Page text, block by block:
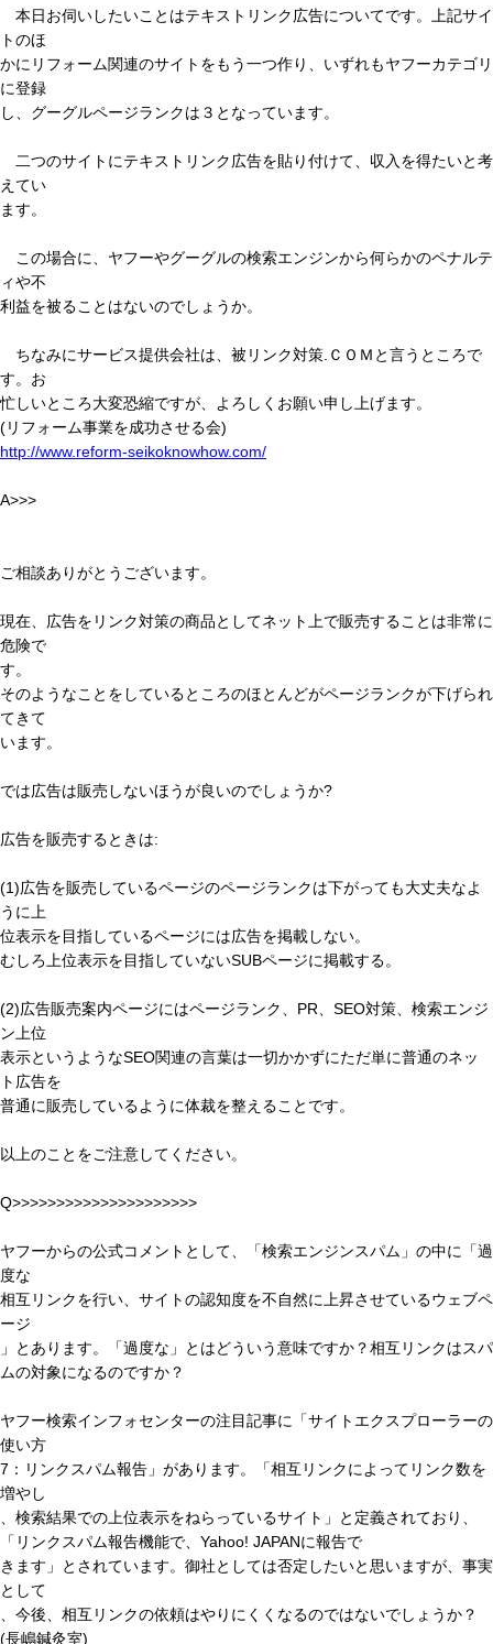
本日お伺いしたいことはテキストリンク広告についてです。上記サイ
トのほ
かにリフォーム関連のサイトをもう一つ作り、いずれもヤフーカテゴリ
に登録
し、グーグルページランクは３となっています。
二つのサイトにテキストリンク広告を貼り付けて、収入を得たいと考
えてい
ます。
この場合に、ヤフーやグーグルの検索エンジンから何らかのペナルテ
ィや不
利益を被ることはないのでしょうか。
ちなみにサービス提供会社は、被リンク対策.ＣＯＭと言うところで
す。お
忙しいところ大変恐縮ですが、よろしくお願い申し上げます。
(リフォーム事業を成功させる会)
http://www.reform-seikoknowhow.com/
A>>>
ご相談ありがとうございます。
現在、広告をリンク対策の商品としてネット上で販売することは非常に
危険で
す。
そのようなことをしているところのほとんどがページランクが下げられ
てきて
います。
では広告は販売しないほうが良いのでしょうか?
広告を販売するときは:
(1)広告を販売しているページのページランクは下がっても大丈夫なよ
うに上
位表示を目指しているページには広告を掲載しない。
むしろ上位表示を目指していないSUBページに掲載する。
(2)広告販売案内ページにはページランク、PR、SEO対策、検索エンジ
ン上位
表示というようなSEO関連の言葉は一切かかずにただ単に普通のネッ
ト広告を
普通に販売しているように体裁を整えることです。
以上のことをご注意してください。
Q>>>>>>>>>>>>>>>>>>>>>
ヤフーからの公式コメントとして、「検索エンジンスパム」の中に「過
度な
相互リンクを行い、サイトの認知度を不自然に上昇させているウェブペ
ージ
」とあります。「過度な」とはどういう意味ですか？相互リンクはスパ
ムの対象になるのですか？
ヤフー検索インフォセンターの注目記事に「サイトエクスプローラーの
使い方
7：リンクスパム報告」があります。「相互リンクによってリンク数を
増やし
、検索結果での上位表示をねらっているサイト」と定義されており、
「リンクスパム報告機能で、Yahoo! JAPANに報告で
きます」とされています。御社としては否定したいと思いますが、事実
として
、今後、相互リンクの依頼はやりにくくなるのではないでしょうか？
(長嶋鍼灸室)